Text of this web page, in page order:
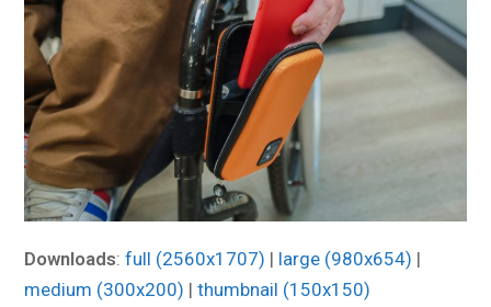
Downloads:full (2560x1707) | large (980x654) |
medium (300x200) |thumbnail (150x150)